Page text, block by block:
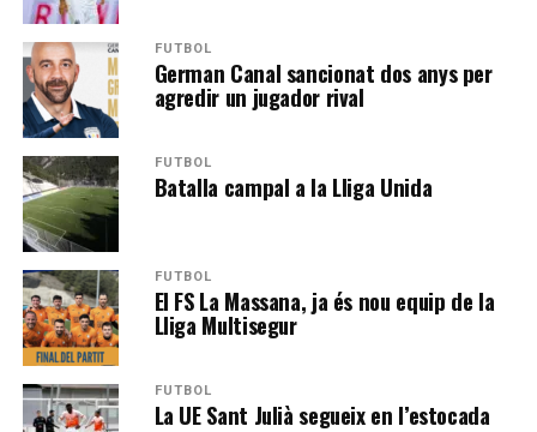
FUTBOL
German Canal sancionat dos anys per
agredir un jugador rival
FUTBOL
Batalla campal a la Lliga Unida
FUTBOL
El FS La Massana, ja és nou equip de la
Lliga Multisegur
FUTBOL
La UE Sant Julià segueix en l’estocada